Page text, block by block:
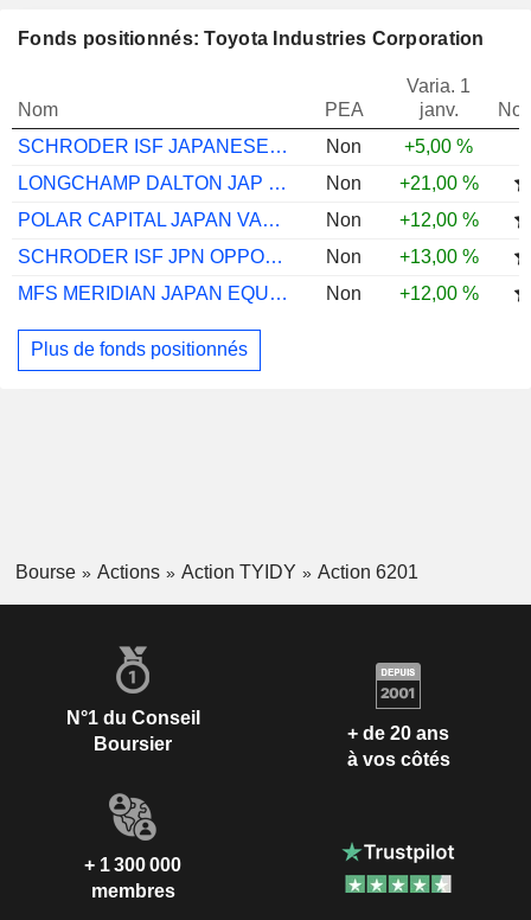
Fonds positionnés: Toyota Industries Corporation
Nom PEA
Varia. 1
janv.
SCHRODER ISF JAPANESE EQ A ACC JPY
Non
+5,00 %
LONGCHAMP DALTON JAP LNG UCITS I2UH
Non
+21,00 %
POLAR CAPITAL JAPAN VALUE S
Non
+12,00 %
SCHRODER ISF JPN OPPORTS C ACC JPY
Non
+13,00 %
MFS MERIDIAN JAPAN EQUITY I1 USD
Non +12,00 %
Plus de fonds positionnés
Bourse Actions Action TYIDY Action 6201
N°1 du Conseil
Boursier
+ de 20 ans
à vos côtés
+ 1 300 000
membres